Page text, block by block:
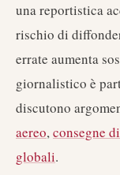
una reportistica
rischio di
errate aumenta
giornalistico è
discutono
aereo,consegne
globali.